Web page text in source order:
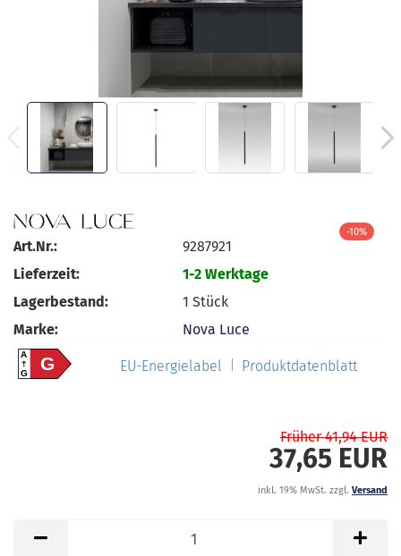
Art.Nr.:
9287921
Lieferzeit:
1-2 Werktage
Lagerbestand:
1Stück
Marke:
Nova Luce
A
GG EU-Energielabel Produktdatenblatt
-10%
Früher 41,94 EUR
37,65 EUR
inkl. 19% MwSt. zzgl. Versand